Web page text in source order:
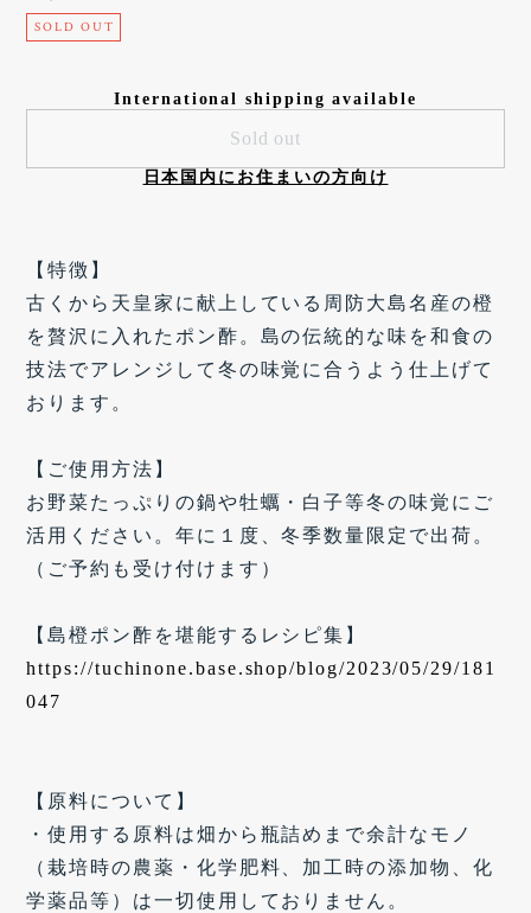
SOLD OUT
International shipping available
Sold out
日本国内にお住まいの方向け
【特徴】
古くから天皇家に献上している周防大島名産の橙
を贅沢に入れたポン酢。島の伝統的な味を和食の
技法でアレンジして冬の味覚に合うよう仕上げて
おります。
【ご使用方法】
お野菜たっぷりの鍋や牡蠣・白子等冬の味覚にご
活用ください。年に１度、冬季数量限定で出荷。
（ご予約も受け付けます）
【島橙ポン酢を堪能するレシピ集】
https://tuchinone.base.shop/blog/2023/05/29/181
047
【原料について】
・使用する原料は畑から瓶詰めまで余計なモノ
（栽培時の農薬・化学肥料、加工時の添加物、化
学薬品等）は一切使用しておりません。